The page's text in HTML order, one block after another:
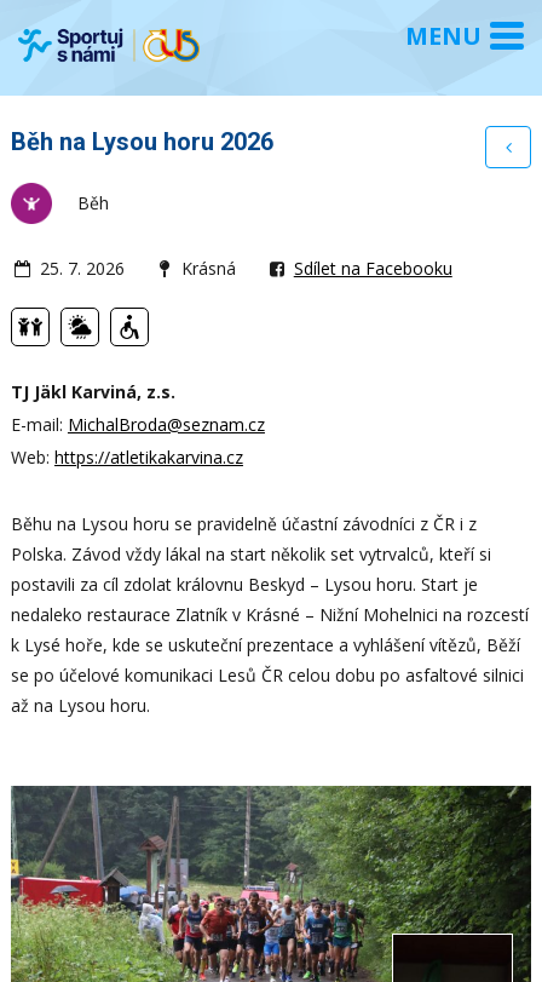
Běh na Lysou horu 2026
Běh
25. 7. 2026 Krásná Sdílet na Facebooku
TJ Jäkl Karviná, z.s.
E-mail: MichalBroda@seznam.cz
Web: https://atletikakarvina.cz
Běhu na Lysou horu se pravidelně účastní závodníci z ČR i z
Polska. Závod vždy lákal na start několik set vytrvalců, kteří si
postavili za cíl zdolat královnu Beskyd – Lysou horu. Start je
nedaleko restaurace Zlatník v Krásné – Nižní Mohelnici na rozcestí
k Lysé hoře, kde se uskuteční prezentace a vyhlášení vítězů, Běží
se po účelové komunikaci Lesů ČR celou dobu po asfaltové silnici
až na Lysou horu.